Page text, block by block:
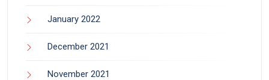
January 2022
December 2021
November 2021